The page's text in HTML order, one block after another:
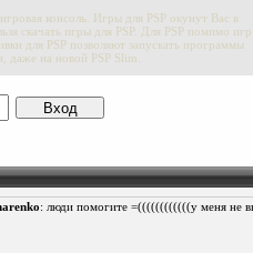
консоль. Игры для PSP окунут Вас в
скачать игры для PSP. Для PSP помимо игр
для PSP позволяют запускать программы
даже на новой PSP Slim.
: люди помогите =((((((((((((у меня не